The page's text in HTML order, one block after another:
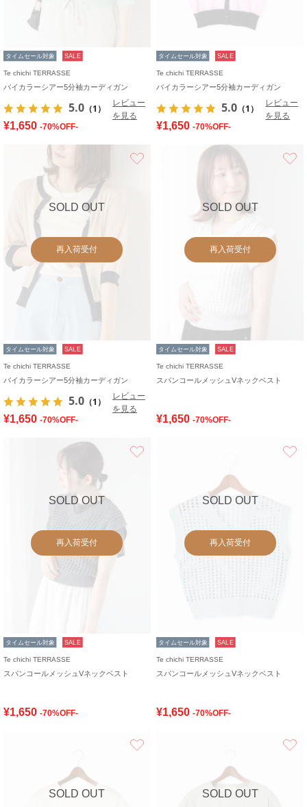
タイムセール対象 SALE
Te chichi TERRASSE
バイカラーシアー5分袖カーディガン
5.0 （1）
レビュー
を見る
¥1,650 -70%OFF-
タイムセール対象 SALE
Te chichi TERRASSE
バイカラーシアー5分袖カーディガン
5.0 （1）
レビュー
を見る
¥1,650 -70%OFF-
SOLD OUT
再入荷受付
タイムセール対象 SALE
Te chichi TERRASSE
バイカラーシアー5分袖カーディガン
5.0 （1）
レビュー
を見る
¥1,650 -70%OFF-
SOLD OUT
再入荷受付
タイムセール対象 SALE
Te chichi TERRASSE
スパンコールメッシュVネックベスト
¥1,650 -70%OFF-
SOLD OUT
再入荷受付
タイムセール対象 SALE
Te chichi TERRASSE
スパンコールメッシュVネックベスト
¥1,650 -70%OFF-
SOLD OUT
再入荷受付
タイムセール対象 SALE
Te chichi TERRASSE
スパンコールメッシュVネックベスト
¥1,650 -70%OFF-
SOLD OUT SOLD OUT